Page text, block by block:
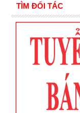
TÌM ĐỐI TÁC